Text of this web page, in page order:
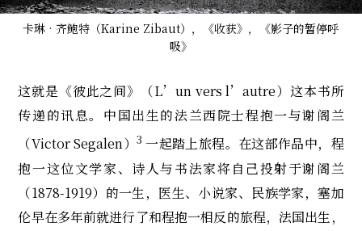
卡琳‧齐鲍特（Karine Zibaut），《收获》，《影子的暂停呼
吸》
这就是《彼此之间》（L’un vers l’autre）这本书所
传递的讯息。中国出生的法兰西院士程抱一与谢阁兰
（Victor Segalen） 3 一起踏上旅程。在这部作品中，程
抱一这位文学家、诗人与书法家将自己投射于谢阁兰
（1878-1919）的一生，医生、小说家、民族学家，塞加
伦早在多年前就进行了和程抱一相反的旅程，法国出生，